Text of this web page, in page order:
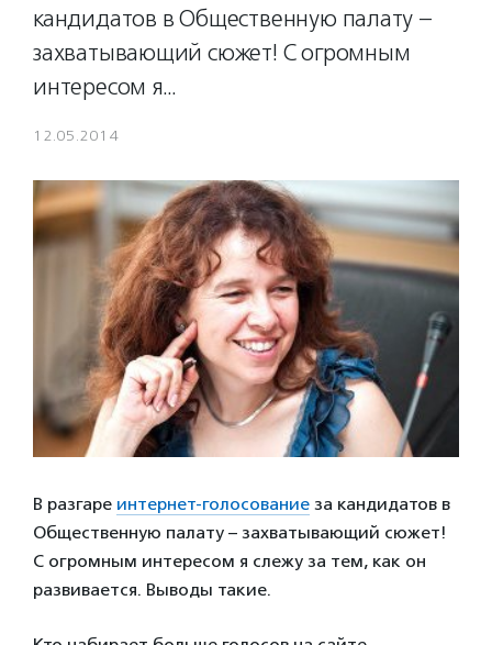
кандидатов в Общественную палату –
захватывающий сюжет! С огромным
интересом я…
12.05.2014
В разгаре интернет-голосование за кандидатов в
Общественную палату – захватывающий сюжет!
С огромным интересом я слежу за тем, как он
развивается. Выводы такие.